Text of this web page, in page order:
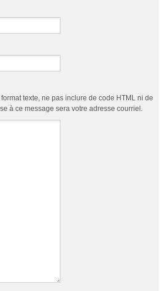
texte, ne pas inclure de code HTML ni de
à ce message sera votre adresse courriel.